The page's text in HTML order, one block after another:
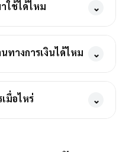
ใช้ได้ไหม ⌄
ทางการเงินได้ไหม ⌄
มื่อไหร่ ⌄